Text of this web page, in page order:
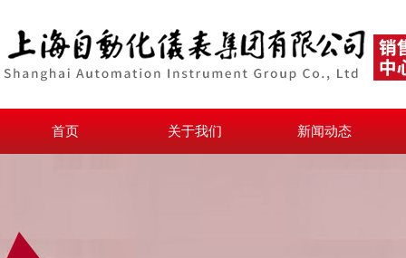
首页 关于我们 新闻动态